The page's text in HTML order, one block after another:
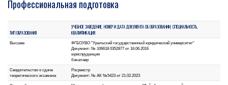
Профессиональная подготовка
ТИП ОБРАЗОВАНИЯ
УЧЕБНОЕ ЗАВЕДЕНИЕ, НОМЕР И ДАТА ДОКУМЕНТА ОБ ОБРАЗОВАНИИ, СПЕЦИАЛЬНОСТЬ,
КВАЛИФИКАЦИЯ
Высшее
ФГБОУВО "Уральский государственный юридический университет"
Документ: № 106618 0352877 от 16.06.2016
юриспруденция
бакалавр
Свидетельство о сдаче
теоретического экзамена
Росреестр
Документ: № АК №5423 от 21.02.2023